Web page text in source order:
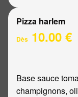
Pizza harlem
Dès 10.00 €
Base sauce
champignons,